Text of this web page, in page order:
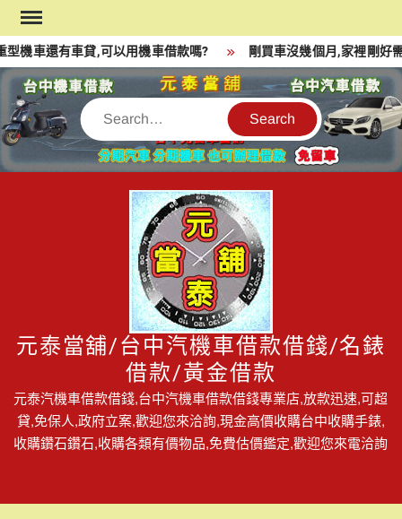
Skip
to
content
機車還有車貸,可以用機車借款嗎? 剛買車沒幾個月,家裡剛好
Search
元泰當舖/台中汽機車借款借錢/名錶
借款/黃金借款
元泰汽機車借款借錢,台中汽機車借款借錢專業店,放款迅速,可超
貸,免保人,政府立案,歡迎您來洽詢,現金高價收購台中收購手錶,
收購鑽石鑽石,收購各類有價物品,免費估價鑑定,歡迎您來電洽詢